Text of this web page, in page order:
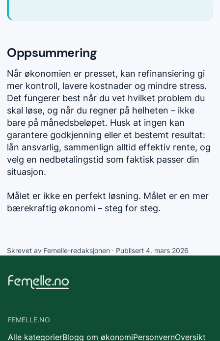
Oppsummering
Når økonomien er presset, kan refinansiering gi
mer kontroll, lavere kostnader og mindre stress.
Det fungerer best når du vet hvilket problem du
skal løse, og når du regner på helheten – ikke
bare på månedsbeløpet. Husk at ingen kan
garantere godkjenning eller et bestemt resultat:
lån ansvarlig, sammenlign alltid effektiv rente, og
velg en nedbetalingstid som faktisk passer din
situasjon.
Målet er ikke en perfekt løsning. Målet er en mer
bærekraftig økonomi – steg for steg.
Skrevet av Femelle-redaksjonen · Publisert 4. mars 2026
FEMELLE.NO
Alle kategorierBlogg om økonomiPersonvernOversikt